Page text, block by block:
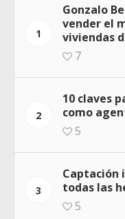
1
Gonzalo
vender el
viviendas
7
2
10 claves
como
5
3
Captación
todas las
5